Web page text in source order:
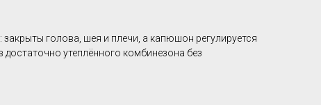
голова, шея и плечи, а капюшон регулируется
утеплённого комбинезона без